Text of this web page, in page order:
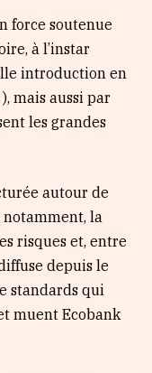
force soutenue
à l’instar
introduction en
mais aussi par
les grandes
autour de
la
risques et, entre
depuis le
standards qui
muent Ecobank